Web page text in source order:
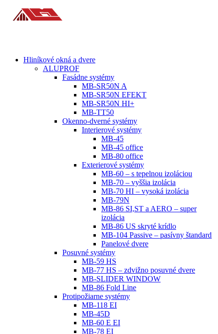
Hliníkové okná a dvere
ALUPROF
Fasádne systémy
MB-SR50N A
MB-SR50N EFEKT
MB-SR50N HI+
MB-TT50
Okenno-dverné systémy
Interierové systémy
MB-45
MB-45 office
MB-80 office
Exterierové systémy
MB-60 – s tepelnou izoláciou
MB-70 – vyššia izolácia
MB-70 HI – vysoká izolácia
MB-79N
MB-86 SI,ST a AERO – super
izolácia
MB-86 US skryté krídlo
MB-104 Passive – pasívny štandard
Panelové dvere
Posuvné systémy
MB-59 HS
MB-77 HS – zdvižno posuvné dvere
MB-SLIDER WINDOW
MB-86 Fold Line
Protipožiarne systémy
MB-118 EI
MB-45D
MB-60 E EI
MB-78 EI